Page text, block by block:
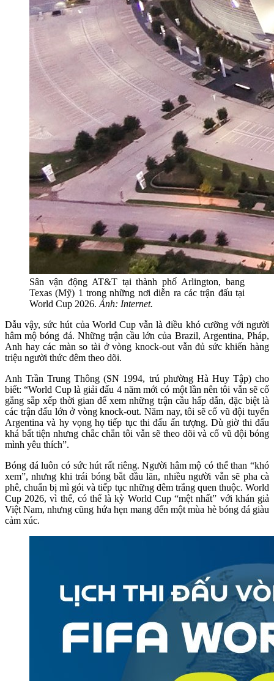
Sân vận động AT&T tại thành phố Arlington, bang
Texas (Mỹ) 1 trong những nơi diễn ra các trận đấu tại
World Cup 2026. Ảnh: Internet.
Dẫu vậy, sức hút của World Cup vẫn là điều khó cưỡng với người
hâm mộ bóng đá. Những trận cầu lớn của Brazil, Argentina, Pháp,
Anh hay các màn so tài ở vòng knock-out vẫn đủ sức khiến hàng
triệu người thức đêm theo dõi.
Anh Trần Trung Thông (SN 1994, trú phường Hà Huy Tập) cho
biết: “World Cup là giải đấu 4 năm mới có một lần nên tôi vẫn sẽ cố
gắng sắp xếp thời gian để xem những trận cầu hấp dẫn, đặc biệt là
các trận đấu lớn ở vòng knock-out. Năm nay, tôi sẽ cổ vũ đội tuyển
Argentina và hy vọng họ tiếp tục thi đấu ấn tượng. Dù giờ thi đấu
khá bất tiện nhưng chắc chắn tôi vẫn sẽ theo dõi và cổ vũ đội bóng
mình yêu thích”.
Bóng đá luôn có sức hút rất riêng. Người hâm mộ có thể than “khó
xem”, nhưng khi trái bóng bắt đầu lăn, nhiều người vẫn sẽ pha cà
phê, chuẩn bị mì gói và tiếp tục những đêm trắng quen thuộc. World
Cup 2026, vì thế, có thể là kỳ World Cup “mệt nhất” với khán giả
Việt Nam, nhưng cũng hứa hẹn mang đến một mùa hè bóng đá giàu
cảm xúc.